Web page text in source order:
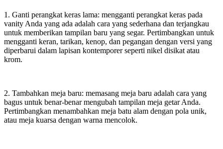
1. Ganti perangkat keras lama: mengganti perangkat keras pada
vanity Anda yang ada adalah cara yang sederhana dan terjangkau
untuk memberikan tampilan baru yang segar. Pertimbangkan untuk
mengganti keran, tarikan, kenop, dan pegangan dengan versi yang
diperbarui dalam lapisan kontemporer seperti nikel disikat atau
krom.
2. Tambahkan meja baru: memasang meja baru adalah cara yang
bagus untuk benar-benar mengubah tampilan meja getar Anda.
Pertimbangkan menambahkan meja batu alam dengan pola unik,
atau meja kuarsa dengan warna mencolok.